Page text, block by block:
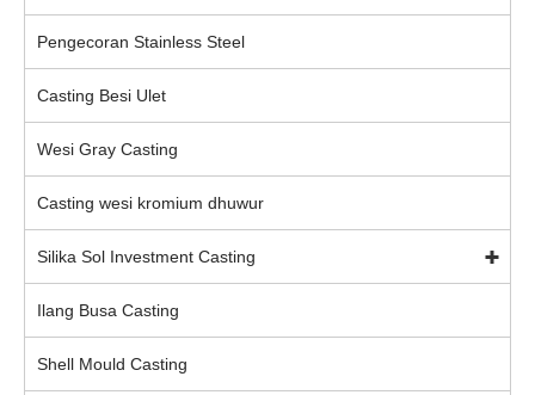
Pengecoran Stainless Steel
Casting Besi Ulet
Wesi Gray Casting
Casting wesi kromium dhuwur
Silika Sol Investment Casting
Ilang Busa Casting
Shell Mould Casting